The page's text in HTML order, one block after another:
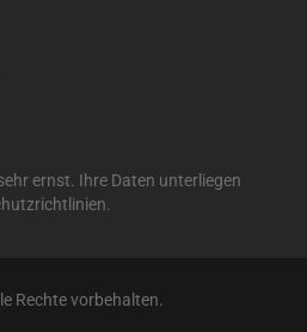
ernst. Ihre Daten unterliegen
.
Rechte vorbehalten.